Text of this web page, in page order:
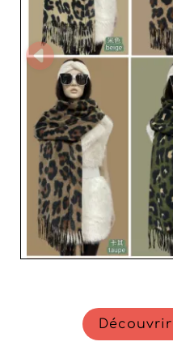
garantissant ainsi une
fiable et réactive. Faites confiance à VICTORIA EL pour
enrichir votre boutique de
accessibles. Que vous
indépendante ou un
grossiste saura vous
pour booster vos ventes
exigeante.